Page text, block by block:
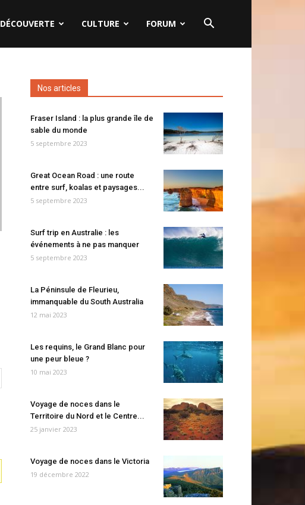
DÉCOUVERTE CULTURE FORUM
Nos articles
Fraser Island : la plus grande île de
sable du monde
5 septembre 2023
Great Ocean Road : une route
entre surf, koalas et paysages...
5 septembre 2023
Surf trip en Australie : les
événements à ne pas manquer
5 septembre 2023
La Péninsule de Fleurieu,
immanquable du South Australia
12 mai 2023
Les requins, le Grand Blanc pour
une peur bleue ?
10 mai 2023
Voyage de noces dans le
Territoire du Nord et le Centre...
25 janvier 2023
Voyage de noces dans le Victoria
19 décembre 2022